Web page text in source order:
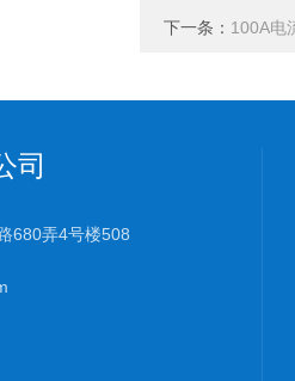
下一条： 100A电
司
680弄4号楼508